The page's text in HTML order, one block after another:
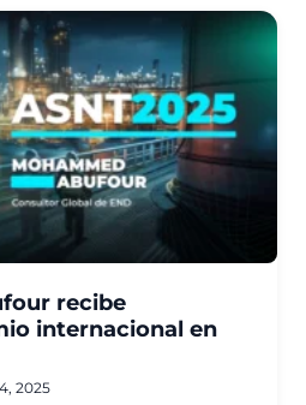
recibe
internacional en
2025